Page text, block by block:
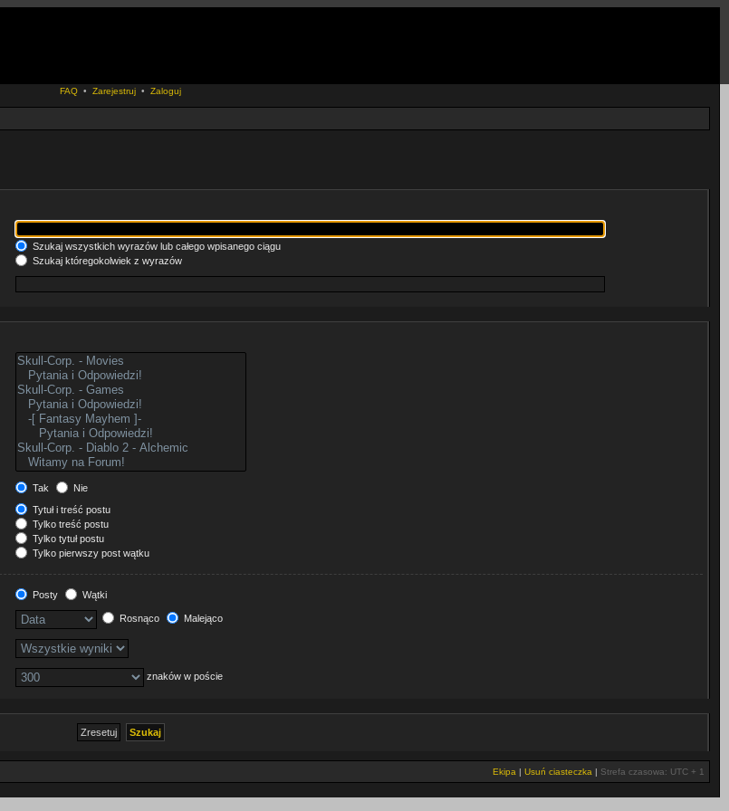
FAQ • Zarejestruj • Zaloguj
Szukaj wszystkich wyrazów lub całego wpisanego ciągu
Szukaj któregokolwiek z wyrazów
Tak
Nie
Tytuł i treść postu
Tylko treść postu
Tylko tytuł postu
Tylko pierwszy post wątku
Posty
Wątki
Rosnąco Malejąco
znaków w poście
Ekipa | Usuń ciasteczka | Strefa czasowa: UTC + 1